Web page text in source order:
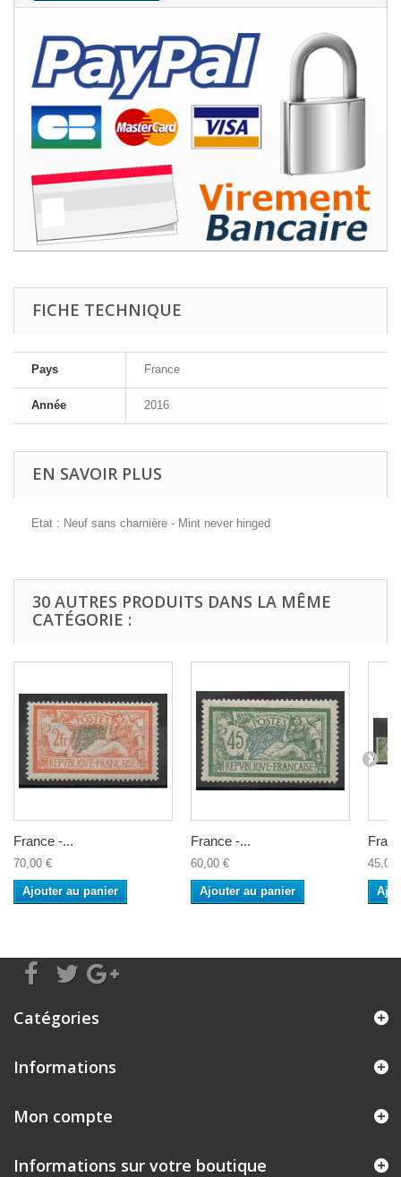
FICHE TECHNIQUE
Pays France
Année 2016
EN SAVOIR PLUS
Etat : Neuf sans charnière - Mint never hinged
30 AUTRES PRODUITS DANS LA MÊME
CATÉGORIE :
France -...
70,00 €
Ajouter au panier
France -...
60,00 €
Ajouter au panier
45,00
Catégories
Informations
Mon compte
Informations sur votre boutique